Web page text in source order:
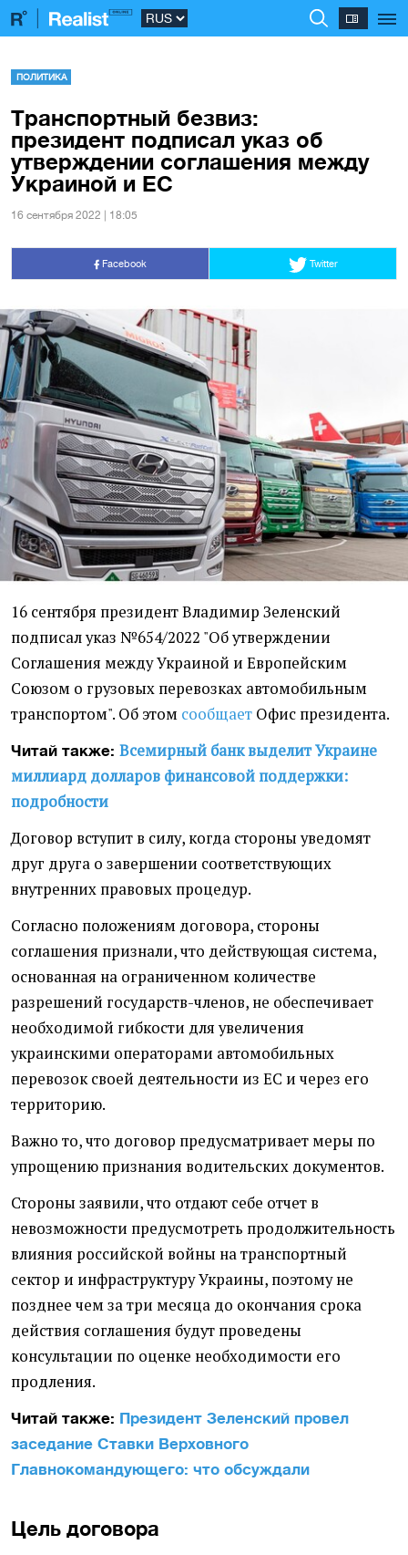
ПОЛИТИКА
Транспортный безвиз:
президент подписал указ об
утверждении соглашения между
Украиной и ЕС
16 сентября 2022 | 18:05
Facebook Twitter
16 сентября президент Владимир Зеленский
подписал указ №654/2022 "Об утверждении
Соглашения между Украиной и Европейским
Союзом о грузовых перевозках автомобильным
транспортом". Об этом сообщает Офис президента.
Читай также: Всемирный банк выделит Украине
миллиард долларов финансовой поддержки:
подробности
Договор вступит в силу, когда стороны уведомят
друг друга о завершении соответствующих
внутренних правовых процедур.
Согласно положениям договора, стороны
соглашения признали, что действующая система,
основанная на ограниченном количестве
разрешений государств-членов, не обеспечивает
необходимой гибкости для увеличения
украинскими операторами автомобильных
перевозок своей деятельности из ЕС и через его
территорию.
Важно то, что договор предусматривает меры по
упрощению признания водительских документов.
Стороны заявили, что отдают себе отчет в
невозможности предусмотреть продолжительность
влияния российской войны на транспортный
сектор и инфраструктуру Украины, поэтому не
позднее чем за три месяца до окончания срока
действия соглашения будут проведены
консультации по оценке необходимости его
продления.
Читай также: Президент Зеленский провел
заседание Ставки Верховного
Главнокомандующего: что обсуждали
Цель договора